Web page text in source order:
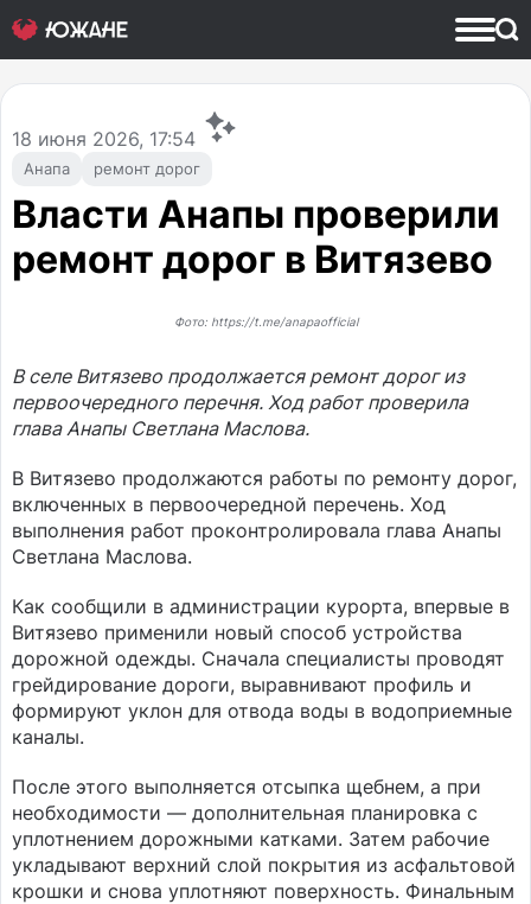
Анапа ремонт дорог
18 июня 2026, 17:54
Власти Анапы проверили
ремонт дорог в Витязево
Фото: https://t.me/anapaofficial
В селе Витязево продолжается ремонт дорог из
первоочередного перечня. Ход работ проверила
глава Анапы Светлана Маслова.
В Витязево продолжаются работы по ремонту дорог,
включенных в первоочередной перечень. Ход
выполнения работ проконтролировала глава Анапы
Светлана Маслова.
Как сообщили в администрации курорта, впервые в
Витязево применили новый способ устройства
дорожной одежды. Сначала специалисты проводят
грейдирование дороги, выравнивают профиль и
формируют уклон для отвода воды в водоприемные
каналы.
После этого выполняется отсыпка щебнем, а при
необходимости — дополнительная планировка с
уплотнением дорожными катками. Затем рабочие
укладывают верхний слой покрытия из асфальтовой
крошки и снова уплотняют поверхность. Финальным